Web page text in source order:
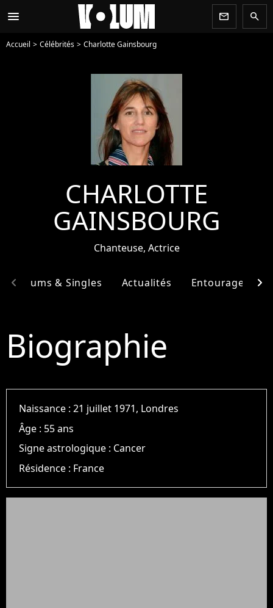
menu newsletter search
Accueil Célébrités Charlotte Gainsbourg
CHARLOTTE
GAINSBOURG
Chanteuse, Actrice
Albums & Singles Actualités Entourage
chevron_left chevron_right
Biographie
Naissance :21 juillet 1971, Londres
Âge : 55 ans
Signe astrologique : Cancer
Résidence : France